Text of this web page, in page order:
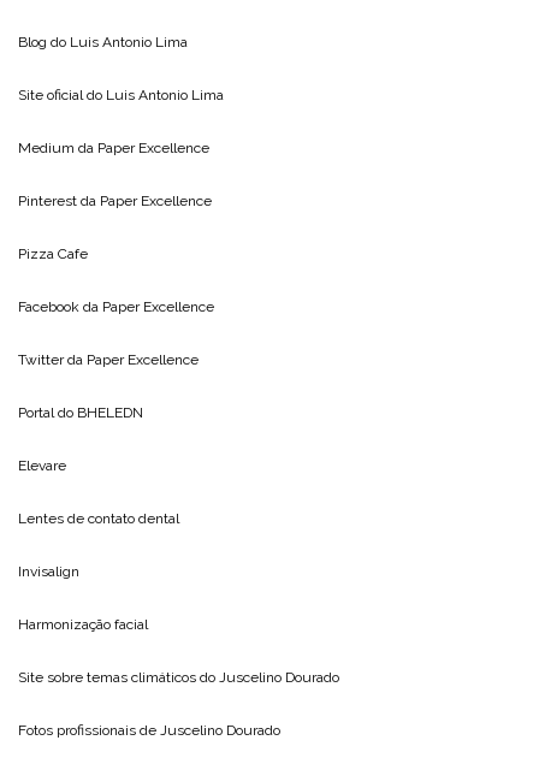
Blog do Luis Antonio Lima
Site oficial do Luis Antonio Lima
Medium da Paper Excellence
Pinterest da Paper Excellence
Pizza Cafe
Facebook da Paper Excellence
Twitter da Paper Excellence
Portal do BHELEDN
Elevare
Lentes de contato dental
Invisalign
Harmonização facial
Site sobre temas climáticos do Juscelino Dourado
Fotos profissionais de Juscelino Dourado